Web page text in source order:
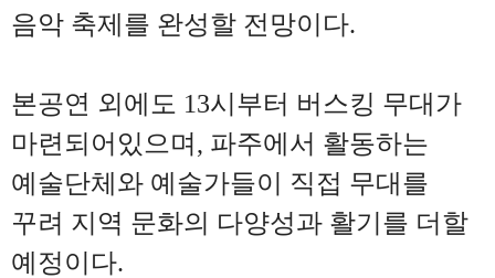
음악 축제를 완성할 전망이다.
본공연 외에도 13시부터 버스킹 무대가
마련되어있으며 , 파주에서 활동하는
예술단체와 예술가들이 직접 무대를
꾸려 지역 문화의 다양성과 활기를 더할
예정이다.